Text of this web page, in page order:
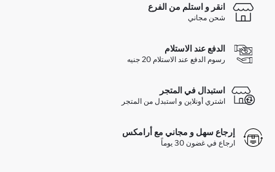
انقر و استلم من الفرع
شحن مجاني
الدفع عند الاستلام
رسوم الدفع عند الاستلام 20 جنيه
استبدال في المتجر
اشتري أونلاين و استبدل من المتجر
إرجاع سهل و مجاني مع أرامكس
ارجاع في غضون 30 يوماً